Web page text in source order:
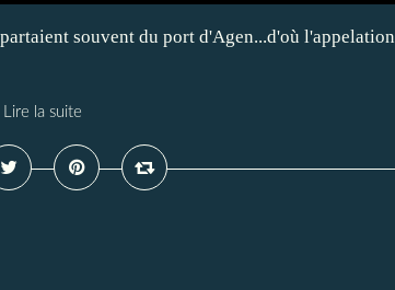
souvent du port d'Agen...d'où l'appelation
Lire la suite